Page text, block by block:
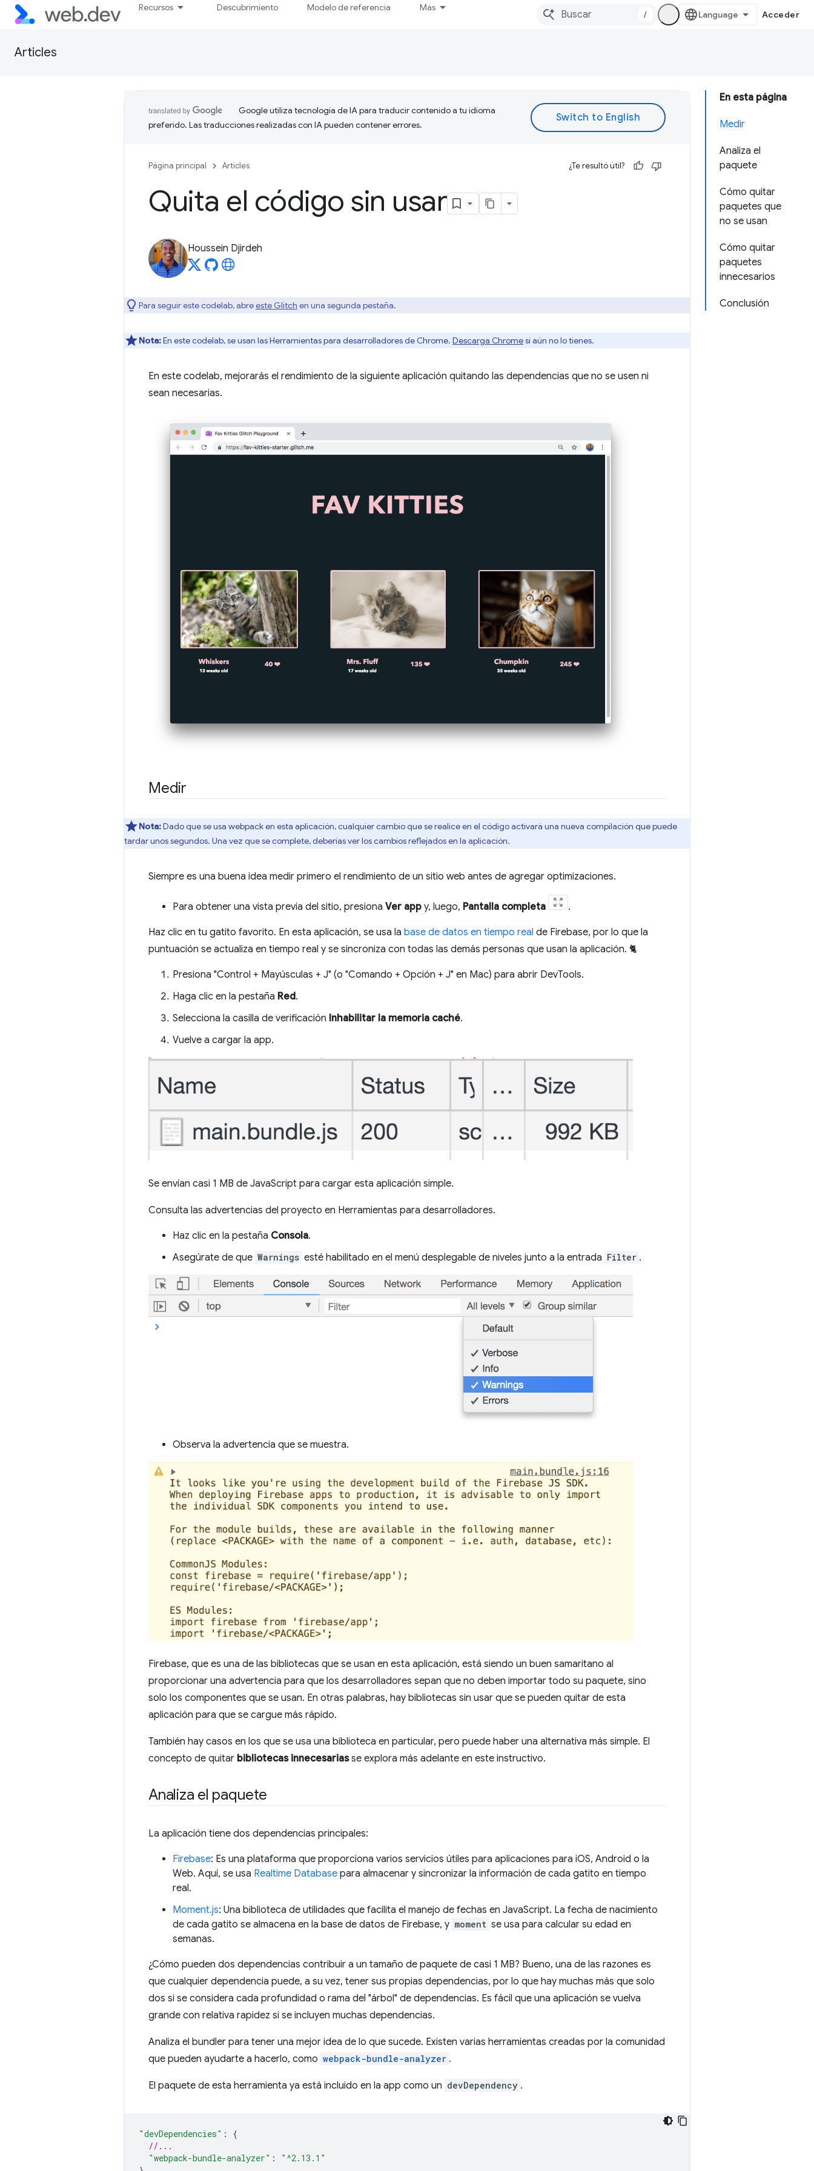
Recursos Descubrimiento Modelo de referencia Más
/ Acceder
Articles
En esta página
Medir
Analiza el
paquete
Cómo quitar
paquetes que
no se usan
Cómo quitar
paquetes
innecesarios
Conclusión
Google utiliza tecnología de IA para traducir contenido a tu idioma
preferido. Las traducciones realizadas con IA pueden contener errores.
Página principal Articles ¿Te resultó útil?
Quita el código sin usar
Houssein Djirdeh
Para seguir este codelab, abreeste Glitch en una segunda pestaña.
Nota:En este codelab, se usan las Herramientas para desarrolladores de Chrome. Descarga Chromesi aún no lo tienes.
En este codelab, mejorarás el rendimiento de la siguiente aplicación quitando las dependencias que no se usen ni
sean necesarias.
Medir
Nota:Dado que se usa webpack en esta aplicación, cualquier cambio que se realice en el código activará una nueva compilación que puede
tardar unos segundos. Una vez que se complete, deberías ver los cambios reflejados en la aplicación.
Siempre es una buena idea medir primero el rendimiento de un sitio web antes de agregar optimizaciones.
Para obtener una vista previa del sitio, presiona Ver app y, luego, Pantalla completa .
Haz clic en tu gatito favorito. En esta aplicación, se usa la base de datos en tiempo real de Firebase, por lo que la
puntuación se actualiza en tiempo real y se sincroniza con todas las demás personas que usan la aplicación. 🐈
Presiona "Control + Mayúsculas + J" (o "Comando + Opción + J" en Mac) para abrir DevTools.
Haga clic en la pestaña Red.
Selecciona la casilla de verificación Inhabilitar la memoria caché.
Vuelve a cargar la app.
Se envían casi 1 MB de JavaScript para cargar esta aplicación simple.
Consulta las advertencias del proyecto en Herramientas para desarrolladores.
Haz clic en la pestaña Consola.
Asegúrate de que Warnings esté habilitado en el menú desplegable de niveles junto a la entrada Filter .
Observa la advertencia que se muestra.
Firebase, que es una de las bibliotecas que se usan en esta aplicación, está siendo un buen samaritano al
proporcionar una advertencia para que los desarrolladores sepan que no deben importar todo su paquete, sino
solo los componentes que se usan. En otras palabras, hay bibliotecas sin usar que se pueden quitar de esta
aplicación para que se cargue más rápido.
También hay casos en los que se usa una biblioteca en particular, pero puede haber una alternativa más simple. El
concepto de quitar bibliotecas innecesariasse explora más adelante en este instructivo.
Analiza el paquete
La aplicación tiene dos dependencias principales:
Firebase: Es una plataforma que proporciona varios servicios útiles para aplicaciones para iOS, Android o la
Web. Aquí, se usa Realtime Database para almacenar y sincronizar la información de cada gatito en tiempo
real.
Moment.js: Una biblioteca de utilidades que facilita el manejo de fechas en JavaScript. La fecha de nacimiento
de cada gatito se almacena en la base de datos de Firebase, y moment se usa para calcular su edad en
semanas.
¿Cómo pueden dos dependencias contribuir a un tamaño de paquete de casi 1 MB? Bueno, una de las razones es
que cualquier dependencia puede, a su vez, tener sus propias dependencias, por lo que hay muchas más que solo
dos si se considera cada profundidad o rama del "árbol" de dependencias. Es fácil que una aplicación se vuelva
grande con relativa rapidez si se incluyen muchas dependencias.
Analiza el bundler para tener una mejor idea de lo que sucede. Existen varias herramientas creadas por la comunidad
que pueden ayudarte a hacerlo, como webpack-bundle-analyzer .
El paquete de esta herramienta ya está incluido en la app como un devDependency .
"devDependencies" :
{
//...
"webpack-bundle-analyzer" :
"^2.13.1"